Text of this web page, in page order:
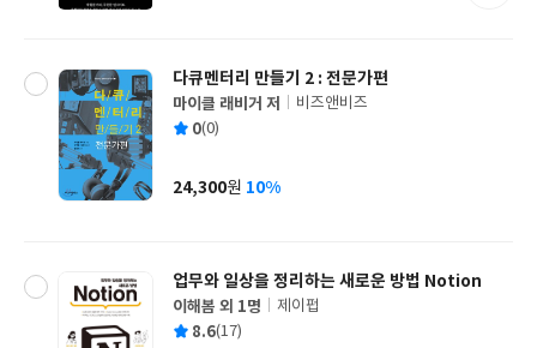
다큐멘터리 만들기 2 : 전문가편
글
쓴
마이클 래비거 저
출
사
비즈앤비즈
평 0(0)
가
24,300원 10%
업무와 일상을 정리하는 새로운 방법 Notion
글
쓴
이해봄 외 1명
출
제이펍
평 8.6(17)